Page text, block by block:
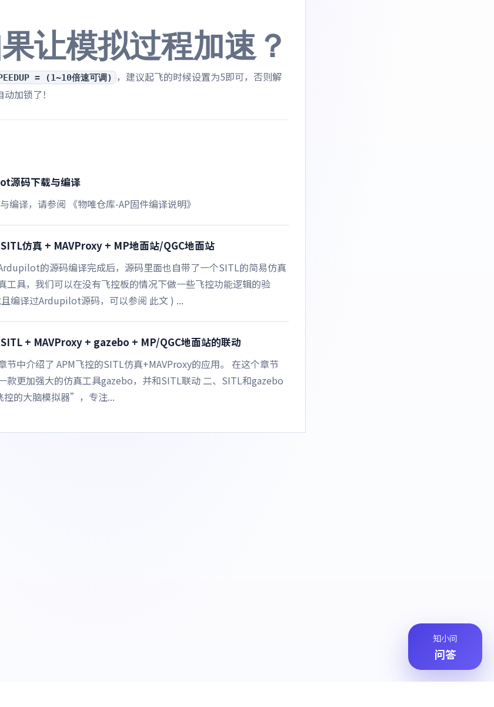
让模拟过程加速？
= (1~10倍速可调) ，建议起飞的时候设置为5即可，否则解
加锁了！
源码下载与编译
译，请参阅 《物唯仓库-AP固件编译说明》
仿真 + MAVProxy + MP地面站/QGC地面站
的源码编译完成后，源码里面也自带了一个SITL的简易仿真
工具，我们可以在没有飞控板的情况下做一些飞控功能逻辑的验
编译过Ardupilot源码，可以参阅 此文 ) ...
+ MAVProxy + gazebo + MP/QGC地面站的联动
节中介绍了 APM飞控的SITL仿真+MAVProxy的应用。 在这个章节
款更加强大的仿真工具gazebo，并和SITL联动 二、SITL和gazebo
的大脑模拟器”，专注...
知小问
问答